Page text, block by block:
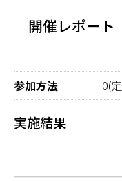
開催レポート
参加方法 0(
実施結果